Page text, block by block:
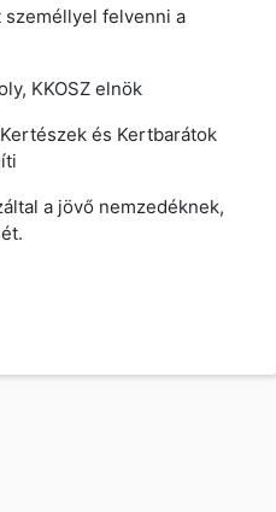
személlyel felvenni a
KKOSZ elnök
és Kertbarátok
a jövő nemzedéknek,